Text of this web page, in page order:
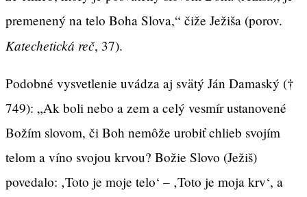
premenený na telo Boha Slova,“ čiže Ježiša (porov.
Katechetická reč, 37).
Podobné vysvetlenie uvádza aj svätý Ján Damaský (†
749): „Ak boli nebo a zem a celý vesmír ustanovené
Božím slovom, či Boh nemôže urobiť chlieb svojím
telom a víno svojou krvou? Božie Slovo (Ježiš)
povedalo: ‚Toto je moje telo‘ – ‚Toto je moja krv‘, a